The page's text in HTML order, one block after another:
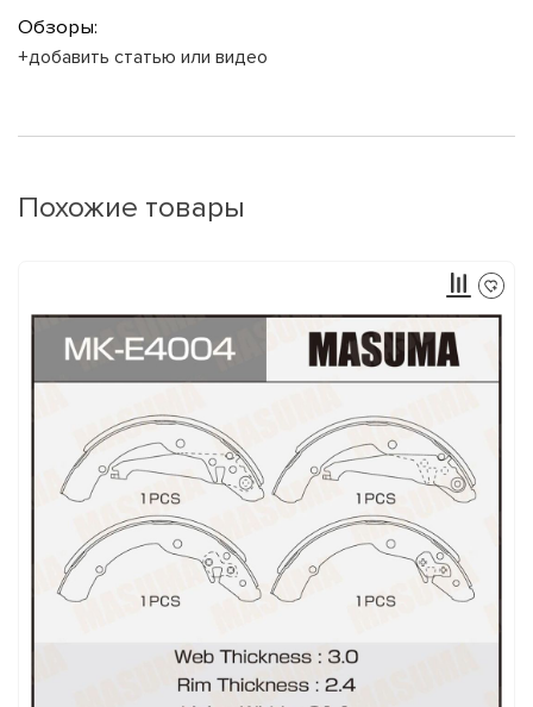
Обзоры:
+добавить статью или видео
Похожие товары